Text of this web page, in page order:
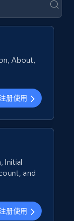
About,
注册使用
Initial
and
注册使用